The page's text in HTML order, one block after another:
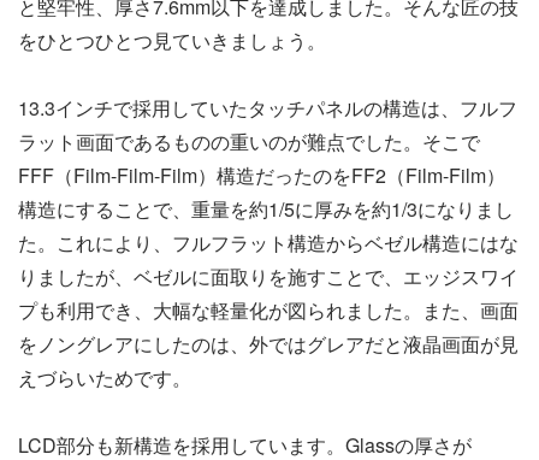
と堅牢性、厚さ7.6mm以下を達成しました。そんな匠の技
をひとつひとつ見ていきましょう。
13.3インチで採用していたタッチパネルの構造は、フルフ
ラット画面であるものの重いのが難点でした。そこで
FFF（Film-Film-Film）構造だったのをFF2（Film-Film）
構造にすることで、重量を約1/5に厚みを約1/3になりまし
た。これにより、フルフラット構造からベゼル構造にはな
りましたが、ベゼルに面取りを施すことで、エッジスワイ
プも利用でき、大幅な軽量化が図られました。また、画面
をノングレアにしたのは、外ではグレアだと液晶画面が見
えづらいためです。
LCD部分も新構造を採用しています。Glassの厚さが